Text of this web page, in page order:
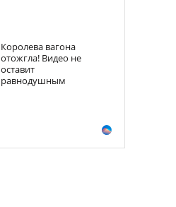
Королева вагона
отожгла! Видео не
оставит
равнодушным